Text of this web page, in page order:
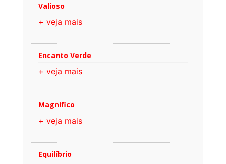
Valioso
+ veja mais
Encanto Verde
+ veja mais
Magnífico
+ veja mais
Equilíbrio